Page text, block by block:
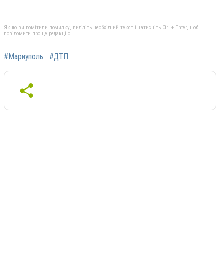
Якщо ви помітили помилку, виділіть необхідний текст і натисніть Ctrl + Enter, щоб
повідомити про це редакцію
#Мариуполь #ДТП